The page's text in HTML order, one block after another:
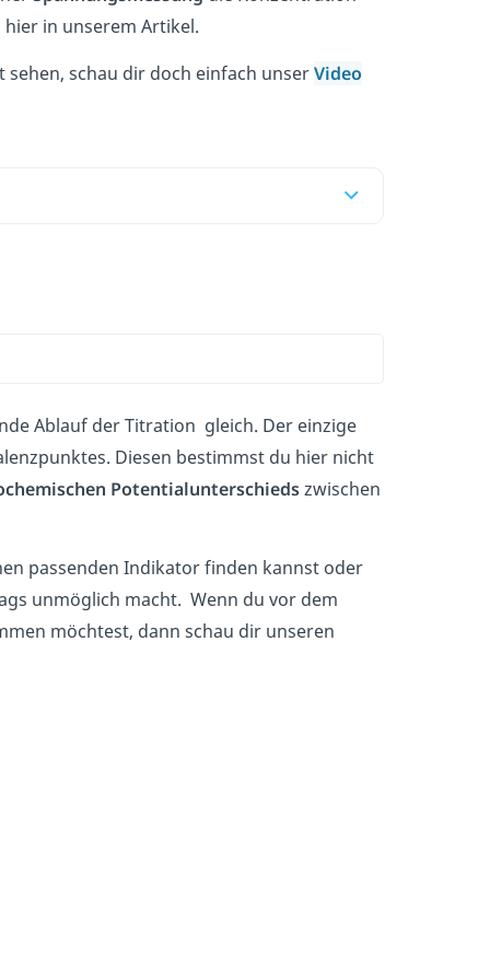
in unserem Artikel.
schau dir doch einfach unserVideo
Ablauf der Titration gleich. Der einzige
Diesen bestimmst du hier nicht
Potentialunterschiedszwischen
passenden Indikator finden kannst oder
unmöglich macht. Wenn du vor dem
möchtest, dann schau dir unseren